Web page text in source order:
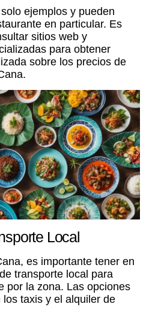
ejemplos y pueden
en particular. Es
sitios web y
para obtener
sobre los precios de
.
Local
es importante tener en
transporte local para
por la zona. Las opciones
taxis y el alquiler de